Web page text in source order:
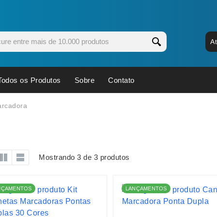
Executivos
Espelhos
Esporte e Jogos
Kit Queijo
os Produtos Sobre Contato
Mostrando 3 de 3 produtos
LANÇAMENTOS